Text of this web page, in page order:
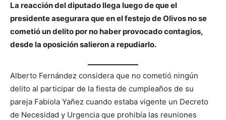
La reacción del diputado llega luego de que el
presidente asegurara que en el festejo de Olivos no se
cometió un delito por no haber provocado contagios,
desde la oposición salieron a repudiarlo.
Alberto Fernández considera que no cometió ningún
delito al participar de la fiesta de cumpleaños de su
pareja Fabiola Yañez cuando estaba vigente un Decreto
de Necesidad y Urgencia que prohibía las reuniones